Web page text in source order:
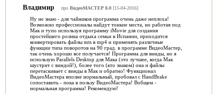
Владимир про ВидеоМАСТЕР 8.0[15-04-2016]
Ну не знаю - для чайников программа очень даже неплоха!
Возможно профессионалы найдут тонкие места, но работая под
Мак и тупо используя программу iMovie для создания
простейшего ролика отдыха семьи в Испании, приходится
конвертировать файлы mts в mp4 и применять различные
функции типа поворотов на 90 град. в программе ВидеоМастер,
так очень хорошо все получается! Программа для винды, но я
использую Parallels Desktop для Мака (это лучшее, когда Мак
шустрит с виндой!), более того (кто знаком) она и файлы
перетаскивает с винды в Мак и обратно! Функционал
ВидеоМастера вполне нормальный, пробовал с HandBrake
сопоставить - пока в пользу ВидеоМастера! Вобщем -
нормальная программа! Рекомендую!